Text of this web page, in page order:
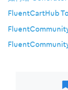
FluentCartHub